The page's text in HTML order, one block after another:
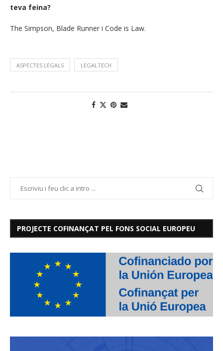
teva feina?
The Simpson, Blade Runner i Code is Law.
ASPECTES LEGALS LEGALTECH
PROJECTE COFINANÇAT PEL FONS SOCIAL EUROPEU